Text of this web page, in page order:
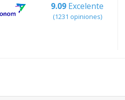
9.09 Excelente
(1231 opiniones)